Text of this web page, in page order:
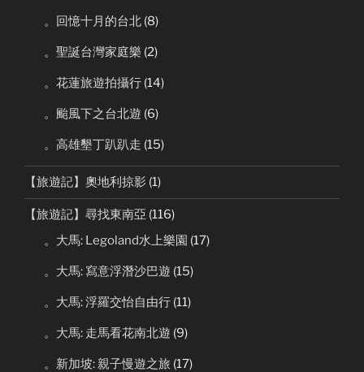
。回憶十月的台北 (8)
。聖誕台灣家庭樂 (2)
。花蓮旅遊拍攝行 (14)
。颱風下之台北遊 (6)
。高雄墾丁趴趴走 (15)
【旅遊記】奧地利掠影 (1)
【旅遊記】尋找東南亞 (116)
。大馬: Legoland水上樂園 (17)
。大馬: 寫意浮潛沙巴遊 (15)
。大馬: 浮羅交怡自由行 (11)
。大馬: 走馬看花南北遊 (9)
。新加坡: 親子慢遊之旅 (17)